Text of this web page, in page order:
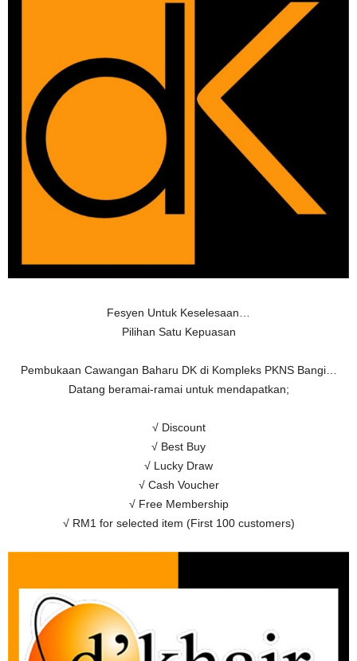
Fesyen Untuk Keselesaan…
Pilihan Satu Kepuasan
Pembukaan Cawangan Baharu DK di Kompleks PKNS Bangi…
Datang beramai-ramai untuk mendapatkan;
√ Discount
√ Best Buy
√ Lucky Draw
√ Cash Voucher
√ Free Membership
√ RM1 for selected item (First 100 customers)